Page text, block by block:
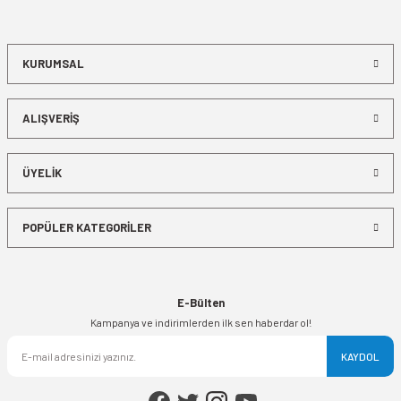
KURUMSAL
ALIŞVERİŞ
ÜYELİK
POPÜLER KATEGORİLER
E-Bülten
Kampanya ve indirimlerden ilk sen haberdar ol!
KAYDOL